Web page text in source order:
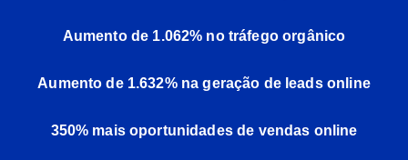
Aumento de 1.062% no tráfego orgânico
Aumento de 1.632% na geração de leads online
350% mais oportunidades de vendas online